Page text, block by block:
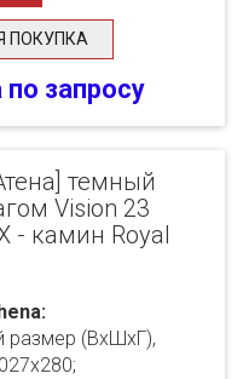
ПОКУПКА
запросу
темный
Vision 23
- камин Royal
размер (ВхШхГ),